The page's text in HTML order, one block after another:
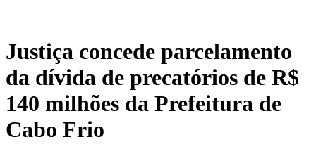
Justiça concede parcelamento
da dívida de precatórios de R$
140 milhões da Prefeitura de
Cabo Frio